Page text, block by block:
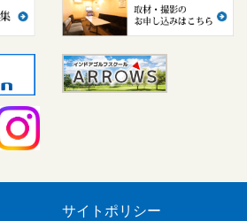
サイトポリシー